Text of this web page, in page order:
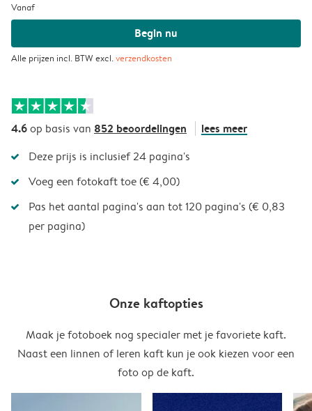
Vanaf
Begin nu
Alle prijzen incl. BTW excl.verzendkosten
4.6op basis van 852 beoordelingen lees meer
Deze prijs is inclusief 24 pagina's
Voeg een fotokaft toe (€ 4,00)
Pas het aantal pagina's aan tot 120 pagina's (€ 0,83
per pagina)
Onze kaftopties
Maak je fotoboek nog specialer met je favoriete kaft.
Naast een linnen of leren kaft kun je ook kiezen voor een
foto op de kaft.